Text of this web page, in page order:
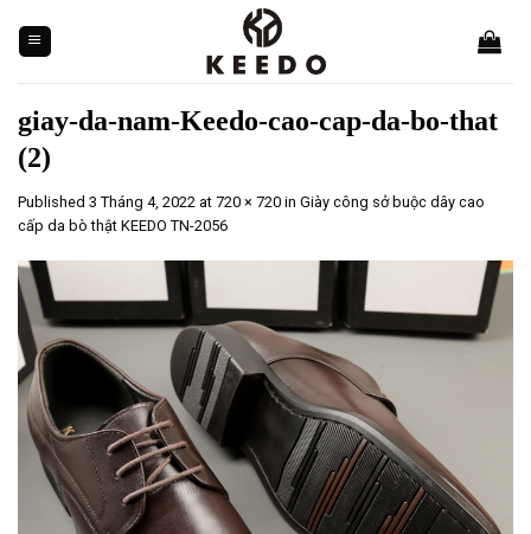
content
giay-da-nam-Keedo-cao-cap-da-bo-that
(2)
Published 3 Tháng 4, 2022 at 720 × 720 in Giày công sở buộc dây cao
cấp da bò thật KEEDO TN-2056